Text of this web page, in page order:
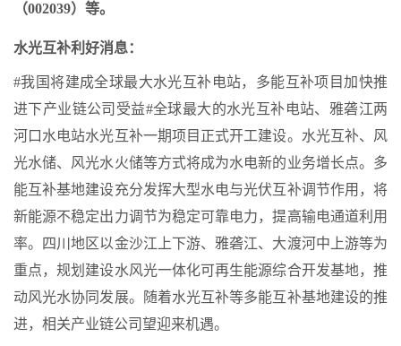
（002039）等。
水光互补利好消息：
#我国将建成全球最大水光互补电站，多能互补项目加快推
进下产业链公司受益#全球最大的水光互补电站、雅砻江两
河口水电站水光互补一期项目正式开工建设。水光互补、风
光水储、风光水火储等方式将成为水电新的业务增长点。多
能互补基地建设充分发挥大型水电与光伏互补调节作用，将
新能源不稳定出力调节为稳定可靠电力，提高输电通道利用
率。四川地区以金沙江上下游、雅砻江、大渡河中上游等为
重点，规划建设水风光一体化可再生能源综合开发基地，推
动风光水协同发展。随着水光互补等多能互补基地建设的推
进，相关产业链公司望迎来机遇。